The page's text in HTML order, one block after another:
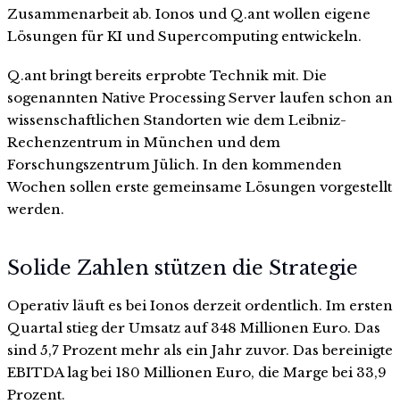
Zusammenarbeit ab. Ionos und Q.ant wollen eigene
Lösungen für KI und Supercomputing entwickeln.
Q.ant bringt bereits erprobte Technik mit. Die
sogenannten Native Processing Server laufen schon an
wissenschaftlichen Standorten wie dem Leibniz-
Rechenzentrum in München und dem
Forschungszentrum Jülich. In den kommenden
Wochen sollen erste gemeinsame Lösungen vorgestellt
werden.
Solide Zahlen stützen die Strategie
Operativ läuft es bei Ionos derzeit ordentlich. Im ersten
Quartal stieg der Umsatz auf 348 Millionen Euro. Das
sind 5,7 Prozent mehr als ein Jahr zuvor. Das bereinigte
EBITDA lag bei 180 Millionen Euro, die Marge bei 33,9
Prozent.